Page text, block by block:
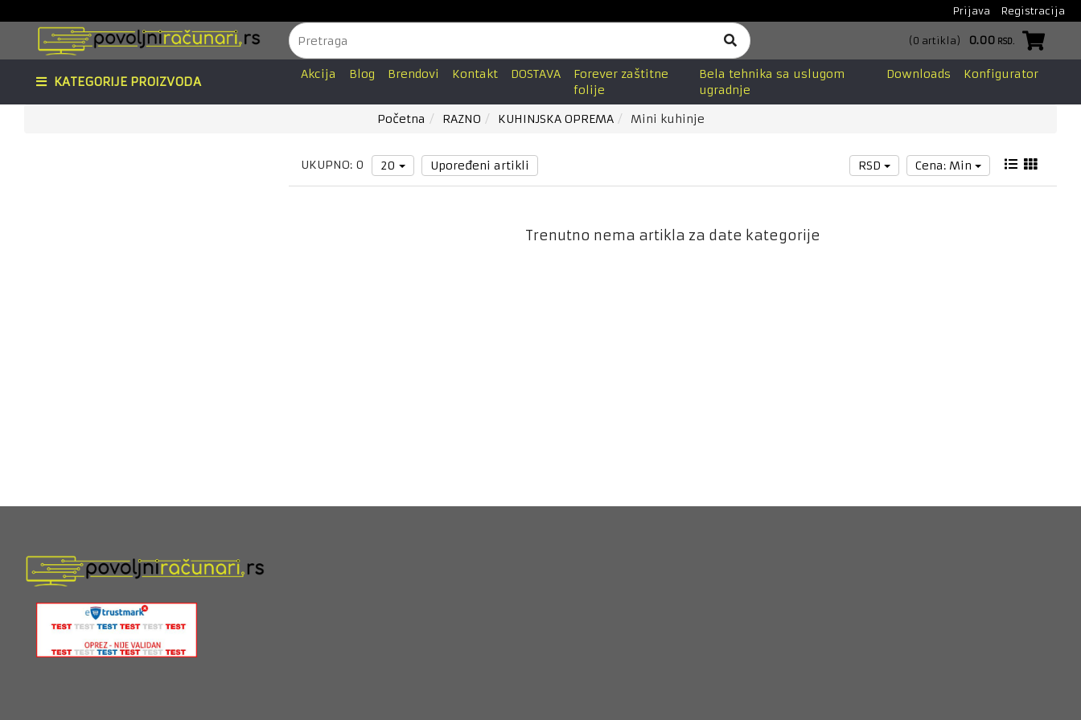
Prijava Registracija
( 0 artikla ) 0.00 RSD.
KATEGORIJE PROIZVODA Akcija Blog Brendovi Kontakt DOSTAVA
Forever zaštitne
folije
Bela tehnika sa uslugom
ugradnje
Downloads Konfigurator
Početna RAZNO KUHINJSKA OPREMA Mini kuhinje
UKUPNO: 0 20 Upoređeni artikli RSD Cena: Min
Trenutno nema artikla za date kategorije